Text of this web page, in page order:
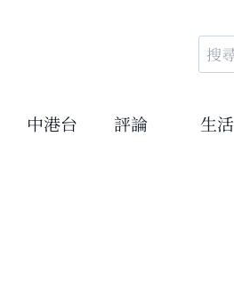
搜
尋
鍵
中港台 評論 生活